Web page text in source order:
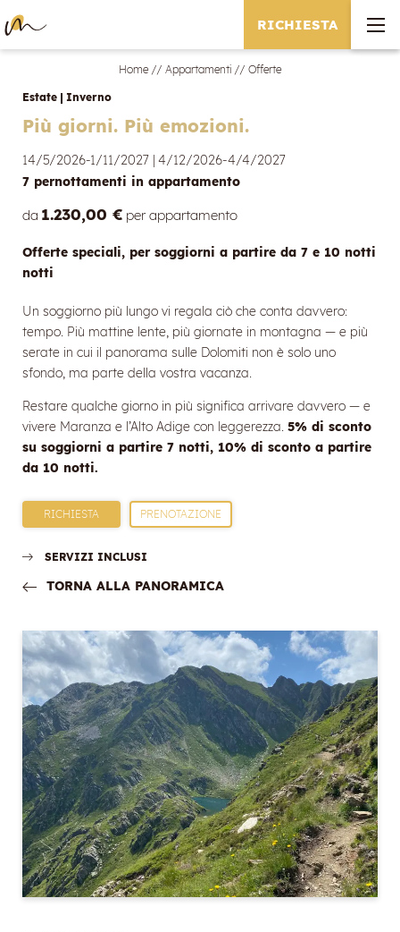
RICHIESTA
Home // Appartamenti // Offerte
Estate | Inverno
Più giorni. Più emozioni.
14/5/2026-1/11/2027 | 4/12/2026-4/4/2027
7 pernottamenti in appartamento
da 1.230,00 € per appartamento
Offerte speciali, per soggiorni a partire da 7 e 10 notti
notti
Un soggiorno più lungo vi regala ciò che conta davvero:
tempo. Più mattine lente, più giornate in montagna — e più
serate in cui il panorama sulle Dolomiti non è solo uno
sfondo, ma parte della vostra vacanza.
Restare qualche giorno in più significa arrivare davvero — e
vivere Maranza e l’Alto Adige con leggerezza. 5% di sconto
su soggiorni a partire 7 notti, 10% di sconto a partire
da 10 notti.
RICHIESTA PRENOTAZIONE
SERVIZI INCLUSI
TORNA ALLA PANORAMICA